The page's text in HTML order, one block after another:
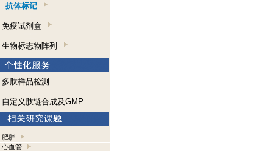
抗体标记
免疫试剂盒
生物标志物阵列
多肽样品检测
自定义肽链合成及GMP
肥胖
心血管